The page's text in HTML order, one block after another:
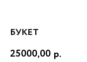
БУКЕТ
25000,00 р.